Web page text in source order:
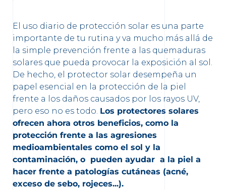
El uso diario de protección solar es una parte
importante de tu rutina y va mucho más allá de
la simple prevención frente a las quemaduras
solares que pueda provocar la exposición al sol.
De hecho, el protector solar desempeña un
papel esencial en la protección de la piel
frente a los daños causados por los rayos UV,
pero eso no es todo. Los protectores solares
ofrecen ahora otros beneficios, como la
protección frente a las agresiones
medioambientales como el sol y la
contaminación, o pueden ayudar a la piel a
hacer frente a patologías cutáneas (acné,
exceso de sebo, rojeces...).